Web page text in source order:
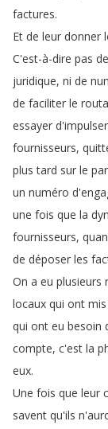
factures.
Et de leur donner
C'est-à-dire pas de
juridique, ni de
de faciliter le
essayer d'impulser
fournisseurs,
plus tard sur le
un numéro
une fois que la
fournisseurs,
de déposer les
On a eu plusieurs
locaux qui ont mis
qui ont eu besoin
compte, c'est la
eux.
Une fois que leur
savent qu'ils